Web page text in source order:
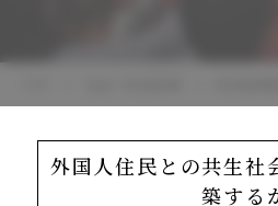
外国人住民との共生社
築する